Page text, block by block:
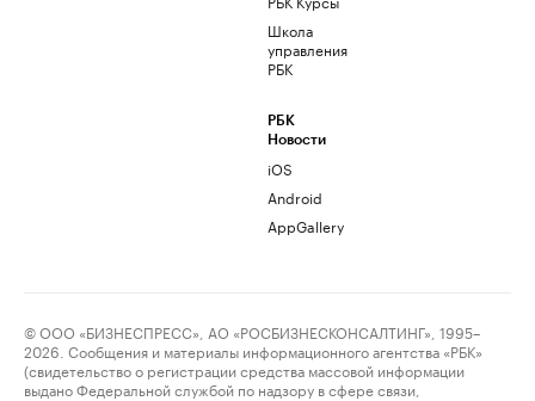
Школа
управления
РБК
РБК
Новости
iOS
Android
AppGallery
© ООО «БИЗНЕСПРЕСС», АО «РОСБИЗНЕСКОНСАЛТИНГ», 1995–
2026. Сообщения и материалы информационного агентства «РБК»
(свидетельство о регистрации средства массовой информации
выдано Федеральной службой по надзору в сфере связи,